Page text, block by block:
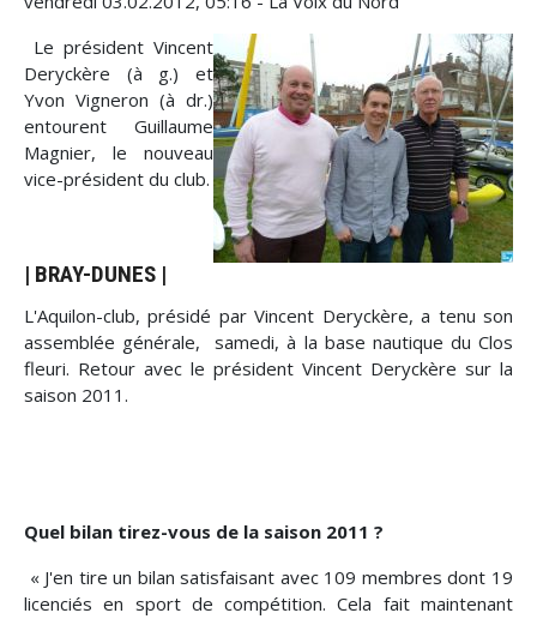
Le président Vincent
Deryckère (à g.) et
Yvon Vigneron (à dr.)
entourent Guillaume
Magnier, le nouveau
vice-président du club.
| BRAY-DUNES |
L'Aquilon-club, présidé par Vincent Deryckère, a tenu son
assemblée générale, samedi, à la base nautique du Clos
fleuri. Retour avec le président Vincent Deryckère sur la
saison 2011.
Quel bilan tirez-vous de la saison 2011 ?
« J'en tire un bilan satisfaisant avec 109 membres dont 19
licenciés en sport de compétition. Cela fait maintenant